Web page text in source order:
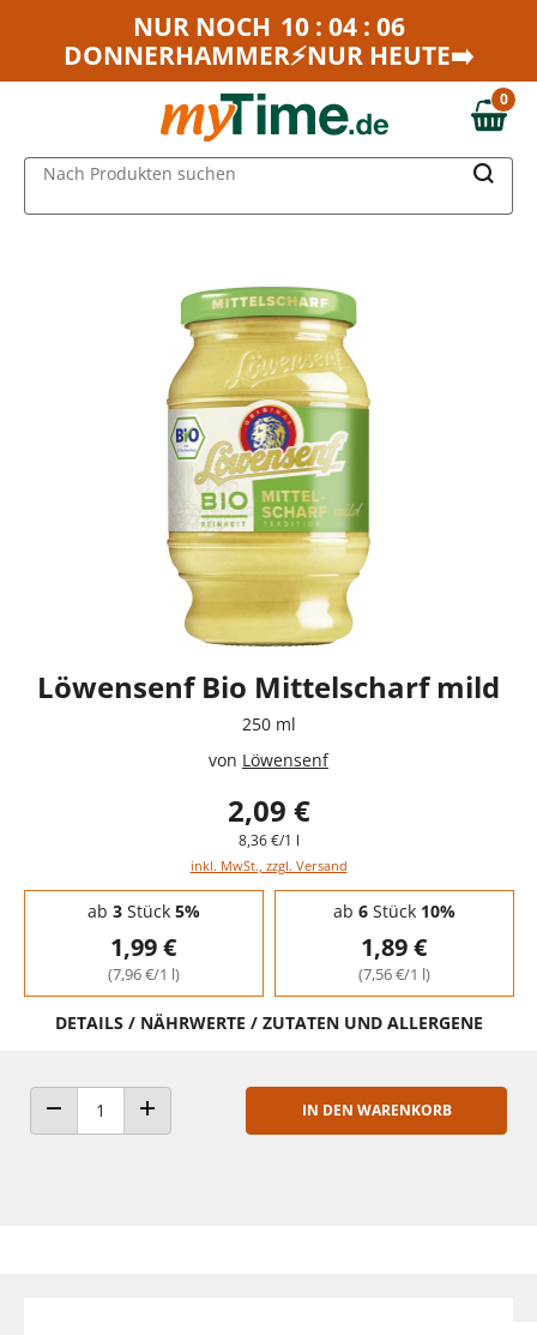
Zum Hauptinhalt springen
Zur Navigation springen
NUR NOCH 10 : 04 : 06
DONNERHAMMER⚡NUR HEUTE➡️
0,00 €
0
Nach Produkten suchen
Löwensenf Bio Mittelscharf mild
250 ml
von Löwensenf
2,09 €
8,36 €/1 l
inkl. MwSt., zzgl. Versand
Staffelpreise - Mengenrabatt
ab 3Stück 5%
1,99 €
(7,96 €/1 l)
ab 6Stück 10%
1,89 €
(7,56 €/1 l)
DETAILS / NÄHRWERTE / ZUTATEN UND ALLERGENE
ANZAHL VERRINGERNANZAHL ERHÖHEN
IN DEN WARENKORB